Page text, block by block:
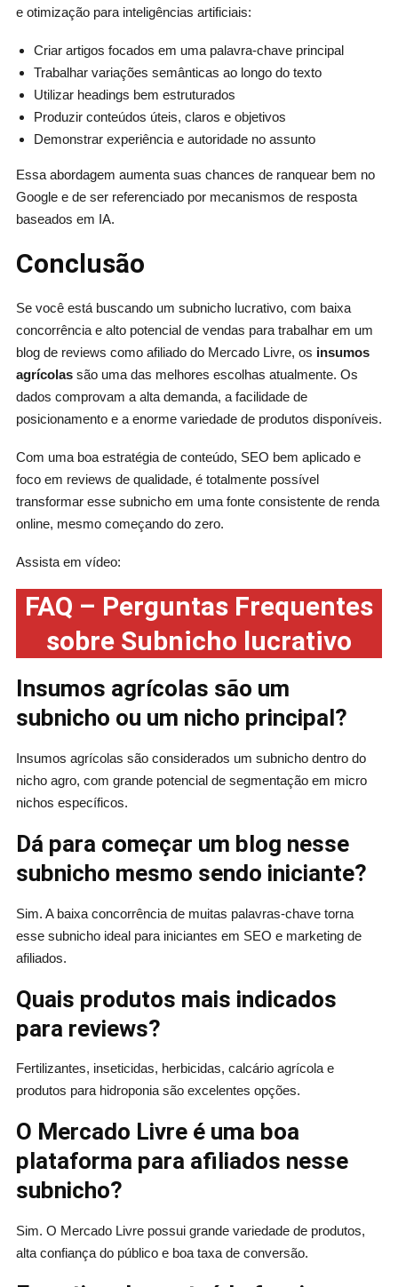
e otimização para inteligências artificiais:
Criar artigos focados em uma palavra-chave principal
Trabalhar variações semânticas ao longo do texto
Utilizar headings bem estruturados
Produzir conteúdos úteis, claros e objetivos
Demonstrar experiência e autoridade no assunto
Essa abordagem aumenta suas chances de ranquear bem no
Google e de ser referenciado por mecanismos de resposta
baseados em IA.
Conclusão
Se você está buscando um subnicho lucrativo, com baixa
concorrência e alto potencial de vendas para trabalhar em um
blog de reviews como afiliado do Mercado Livre, os insumos
agrícolassão uma das melhores escolhas atualmente. Os
dados comprovam a alta demanda, a facilidade de
posicionamento e a enorme variedade de produtos disponíveis.
Com uma boa estratégia de conteúdo, SEO bem aplicado e
foco em reviews de qualidade, é totalmente possível
transformar esse subnicho em uma fonte consistente de renda
online, mesmo começando do zero.
Assista em vídeo:
FAQ – Perguntas Frequentes
sobre Subnicho lucrativo
Insumos agrícolas são um
subnicho ou um nicho principal?
Insumos agrícolas são considerados um subnicho dentro do
nicho agro, com grande potencial de segmentação em micro
nichos específicos.
Dá para começar um blog nesse
subnicho mesmo sendo iniciante?
Sim. A baixa concorrência de muitas palavras-chave torna
esse subnicho ideal para iniciantes em SEO e marketing de
afiliados.
Quais produtos mais indicados
para reviews?
Fertilizantes, inseticidas, herbicidas, calcário agrícola e
produtos para hidroponia são excelentes opções.
O Mercado Livre é uma boa
plataforma para afiliados nesse
subnicho?
Sim. O Mercado Livre possui grande variedade de produtos,
alta confiança do público e boa taxa de conversão.